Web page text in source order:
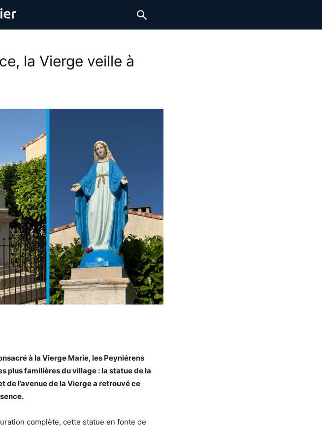
la Vierge veille à
à la Vierge Marie, les Peyniérens
plus familières du village : la statue de la
de l’avenue de la Vierge a retrouvé ce
complète, cette statue en fonte de